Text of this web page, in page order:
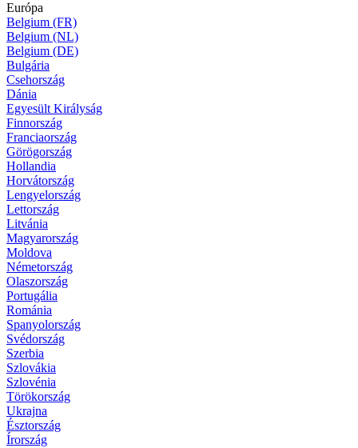
Európa
Belgium (FR)
Belgium (NL)
Belgium (DE)
Bulgária
Csehország
Dánia
Egyesült Királyság
Finnország
Franciaország
Görögország
Hollandia
Horvátország
Lengyelország
Lettország
Litvánia
Magyarország
Moldova
Németország
Olaszország
Portugália
Románia
Spanyolország
Svédország
Szerbia
Szlovákia
Szlovénia
Törökország
Ukrajna
Észtország
Írország